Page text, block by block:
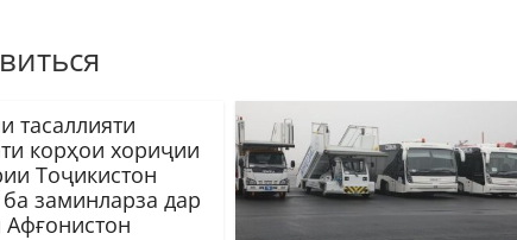
тасаллияти
корҳои хориҷии
Тоҷикистон
заминларза дар